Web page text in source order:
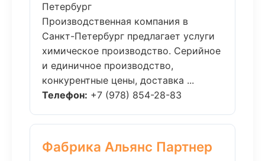
Петербург
Производственная компания в
Санкт-Петербург предлагает услуги
химическое производство. Серийное
и единичное производство,
конкурентные цены, доставка ...
Телефон: +7 (978) 854-28-83
Фабрика Альянс Партнер